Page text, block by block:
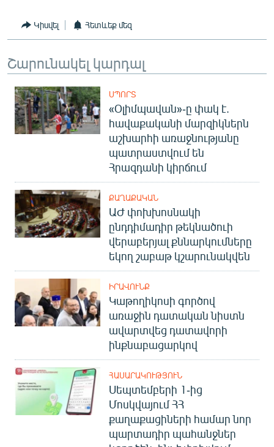
Կիսվել Հետևեք մեզ
Շարունակել կարդալ
ՍՊՈՐՏ
«Օլիմպավան»-ը փակ է.
հավաքականի մարզիկներն
աշխարհի առաջնությանը
պատրաստվում են
Հրազդանի կիրճում
ՔԱՂԱՔԱԿԱՆ
ԱԺ փոխխոսնակի
ընդդիմադիր թեկնածուի
վերաբերյալ քննարկումները
եկող շաբաթ կշարունակվեն
ԻՐԱՎՈՒՆՔ
Կաթողիկոսի գործով
առաջին դատական նիստն
ավարտվեց դատավորի
ինքնաբացարկով
ՀԱՍԱՐԱԿՈՒԹՅՈՒՆ
Սեպտեմբերի 1-ից
Մոսկվայում ՀՀ
քաղաքացիների համար նոր
պարտադիր պահանջներ